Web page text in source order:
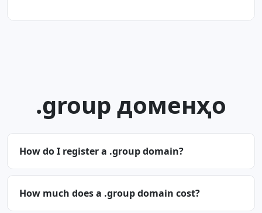
.group доменҳо
How do I register a .group domain?
How much does a .group domain cost?